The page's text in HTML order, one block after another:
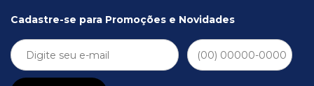
Cadastre-se para Promoções e Novidades